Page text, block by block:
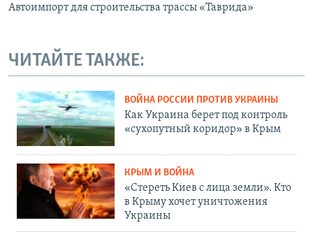
Автоимпорт для строительства трассы «Таврида»
ЧИТАЙТЕ ТАКЖЕ:
ВОЙНА РОССИИ ПРОТИВ УКРАИНЫ
Как Украина берет под контроль
«сухопутный коридор» в Крым
КРЫМ И ВОЙНА
«Стереть Киев с лица земли». Кто
в Крыму хочет уничтожения
Украины